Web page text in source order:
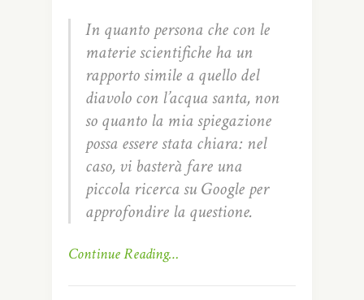
In quanto persona che con le
materie scientifiche ha un
rapporto simile a quello del
diavolo con l’acqua santa, non
so quanto la mia spiegazione
possa essere stata chiara: nel
caso, vi basterà fare una
piccola ricerca su Google per
approfondire la questione.
Continue Reading…